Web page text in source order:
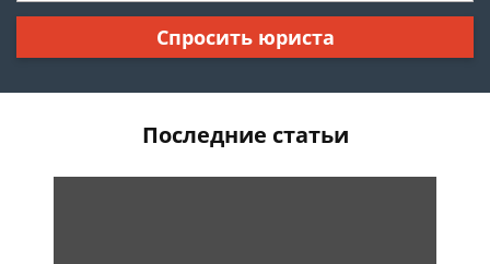
Спросить юриста
Последние статьи